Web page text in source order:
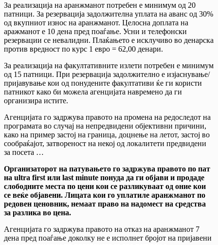
За реализација на аранжманот потребен е минимум од 20
патници. За резервација задолжителна уплата на аванс од 30%
од вкупниот износ на аранжманот. Целосна доплата на
аражманот е 10 дена пред поаѓање. Усни и телефонски
резервации се невалидни. Плаќањето е исклучиво во денарска
против вредност по курс 1 евро = 62,00 денари.
За реализација на факултативните излети потребен е минимум
од 15 патници. При резервација задолжително е изјаснување/
пријавување кои од понудените факултативи ќе ги користи
патникот како би можела агенцијата навремено да ги
организира истите.
Агенцијата го задржува правото на промена на редоследот на
програмата во случај на непредвидени објективни причини,
како на пример застој на граница, доцнење на летот, застој во
сообраќајот, затвореност на некој од локалитети предвидени
за посета …
Организаторот на патувањето го задржува правото по пат
на ultra first или last minute понуда да ги објави и продаде
слободните места по цени кои се разликуваат од оние кои
се веќе објавени. Лицата кои го уплатиле аранжманот по
редовен ценовник, немаат право на надомест на средства
за разлика во цена.
Агенцијата го задржува правото на отказ на аранжманот 7
дена пред поаѓање доколку не е исполнет бројот на пријавени